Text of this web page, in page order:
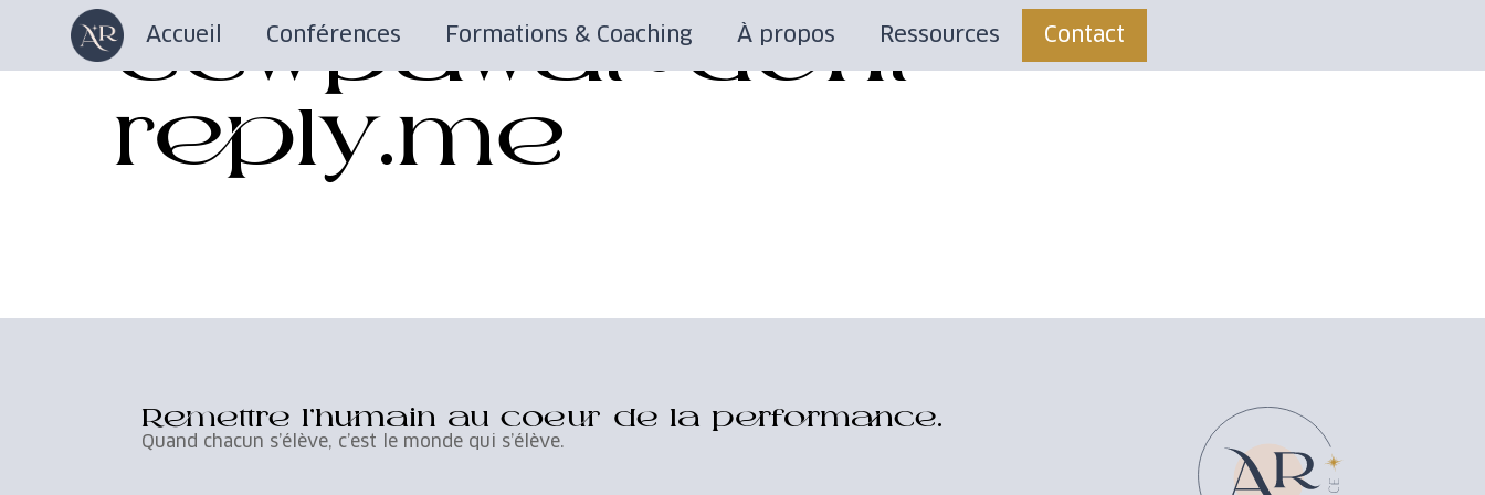
Accueil Conférences Formations & Coaching À propos Ressources Contact
ccwpawat@dont-
reply.me
Remettre l’humain au coeur de la performance.
Quand chacun s’élève, c’est le monde qui s’élève.